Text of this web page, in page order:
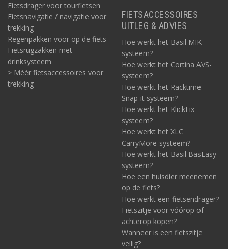
Fietsdrager voor tourfietsen
Fietsnavigatie / navigatie voor
trekking
Regenpakken voor op de fiets
Fietsrugzakken met
drinksysteem
> Méér fietsaccessoires voor
trekking
FIETSACCESSOIRES
UITLEG & ADVIES
Hoe werkt het Basil MIK-
systeem?
Hoe werkt het Cortina AVS-
systeem?
Hoe werkt het Racktime
Snap-it systeem?
Hoe werkt het KlickFix-
systeem?
Hoe werkt het XLC
CarryMore-systeem?
Hoe werkt het Basil BasEasy-
systeem?
Hoe een huisdier meenemen
op de fiets?
Hoe werkt een fietsendrager?
Fietszitje voor vóórop of
achterop kopen?
Wanneer is een fietszitje
veilig?